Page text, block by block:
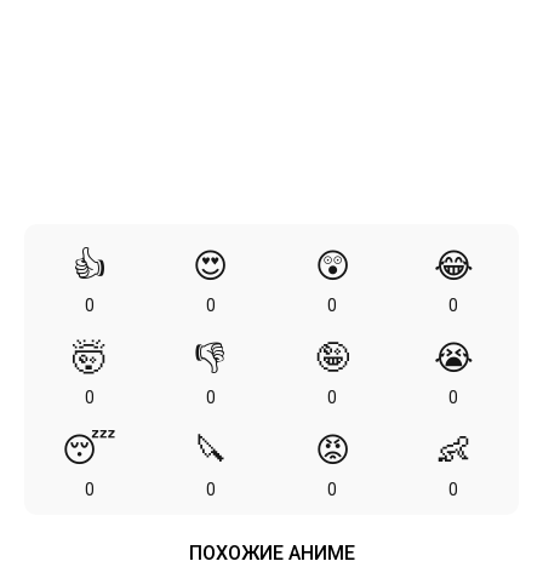
👍
0
😍
0
😲
0
😂
0
🤯
0
👎
0
🤪
0
😭
0
😴
0
🔪
0
😡
0
👶
0
ПОХОЖИЕ АНИМЕ